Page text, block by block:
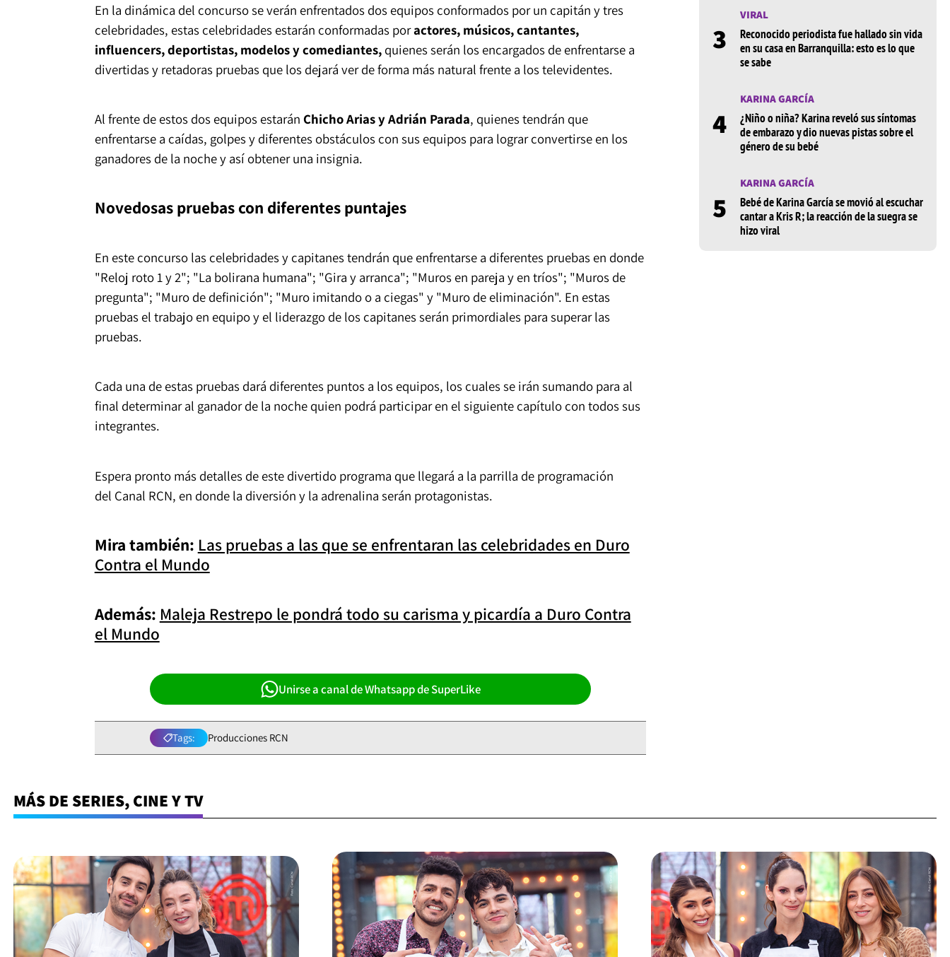
En la dinámica del concurso se verán enfrentados dos equipos conformados por un capitán y tres
celebridades, estas celebridades estarán conformadas poractores, músicos, cantantes,
influencers, deportistas, modelos y comediantes, quienes serán los encargados de enfrentarse a
divertidas y retadoras pruebas que los dejará ver de forma más natural frente a los televidentes.
Al frente de estos dos equipos estarán Chicho Arias y Adrián Parada, quienes tendrán que
enfrentarse a caídas, golpes y diferentes obstáculos con sus equipos para lograr convertirse en los
ganadores de la noche y así obtener una insignia.
Novedosas pruebas con diferentes puntajes
En este concurso las celebridades y capitanes tendrán que enfrentarse a diferentes pruebas en donde
"Reloj roto 1 y 2"; "La bolirana humana"; "Gira y arranca"; "Muros en pareja y en tríos"; "Muros de
pregunta"; "Muro de definición"; "Muro imitando o a ciegas" y "Muro de eliminación". En estas
pruebas el trabajo en equipo y el liderazgo de los capitanes serán primordiales para superar las
pruebas.
Cada una de estas pruebas dará diferentes puntos a los equipos, los cuales se irán sumando para al
final determinar al ganador de la noche quien podrá participar en el siguiente capítulo con todos sus
integrantes.
Espera pronto más detalles de este divertido programa que llegará a la parrilla de programación
del Canal RCN, en donde la diversión y la adrenalina serán protagonistas.
Mira también: Las pruebas a las que se enfrentaran las celebridades en Duro
Contra el Mundo
Además: Maleja Restrepo le pondrá todo su carisma y picardía a Duro Contra
el Mundo
Unirse a canal de Whatsapp de SuperLike
Tags: Producciones RCN
3
VIRAL
Reconocido periodista fue hallado sin vida
en su casa en Barranquilla: esto es lo que
se sabe
4
KARINA GARCÍA
¿Niño o niña? Karina reveló sus síntomas
de embarazo y dio nuevas pistas sobre el
género de su bebé
5
KARINA GARCÍA
Bebé de Karina García se movió al escuchar
cantar a Kris R; la reacción de la suegra se
hizo viral
MÁS DE SERIES, CINE Y TV